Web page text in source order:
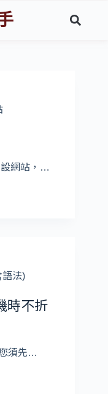
設網站，…
語法)
時不折
須先…